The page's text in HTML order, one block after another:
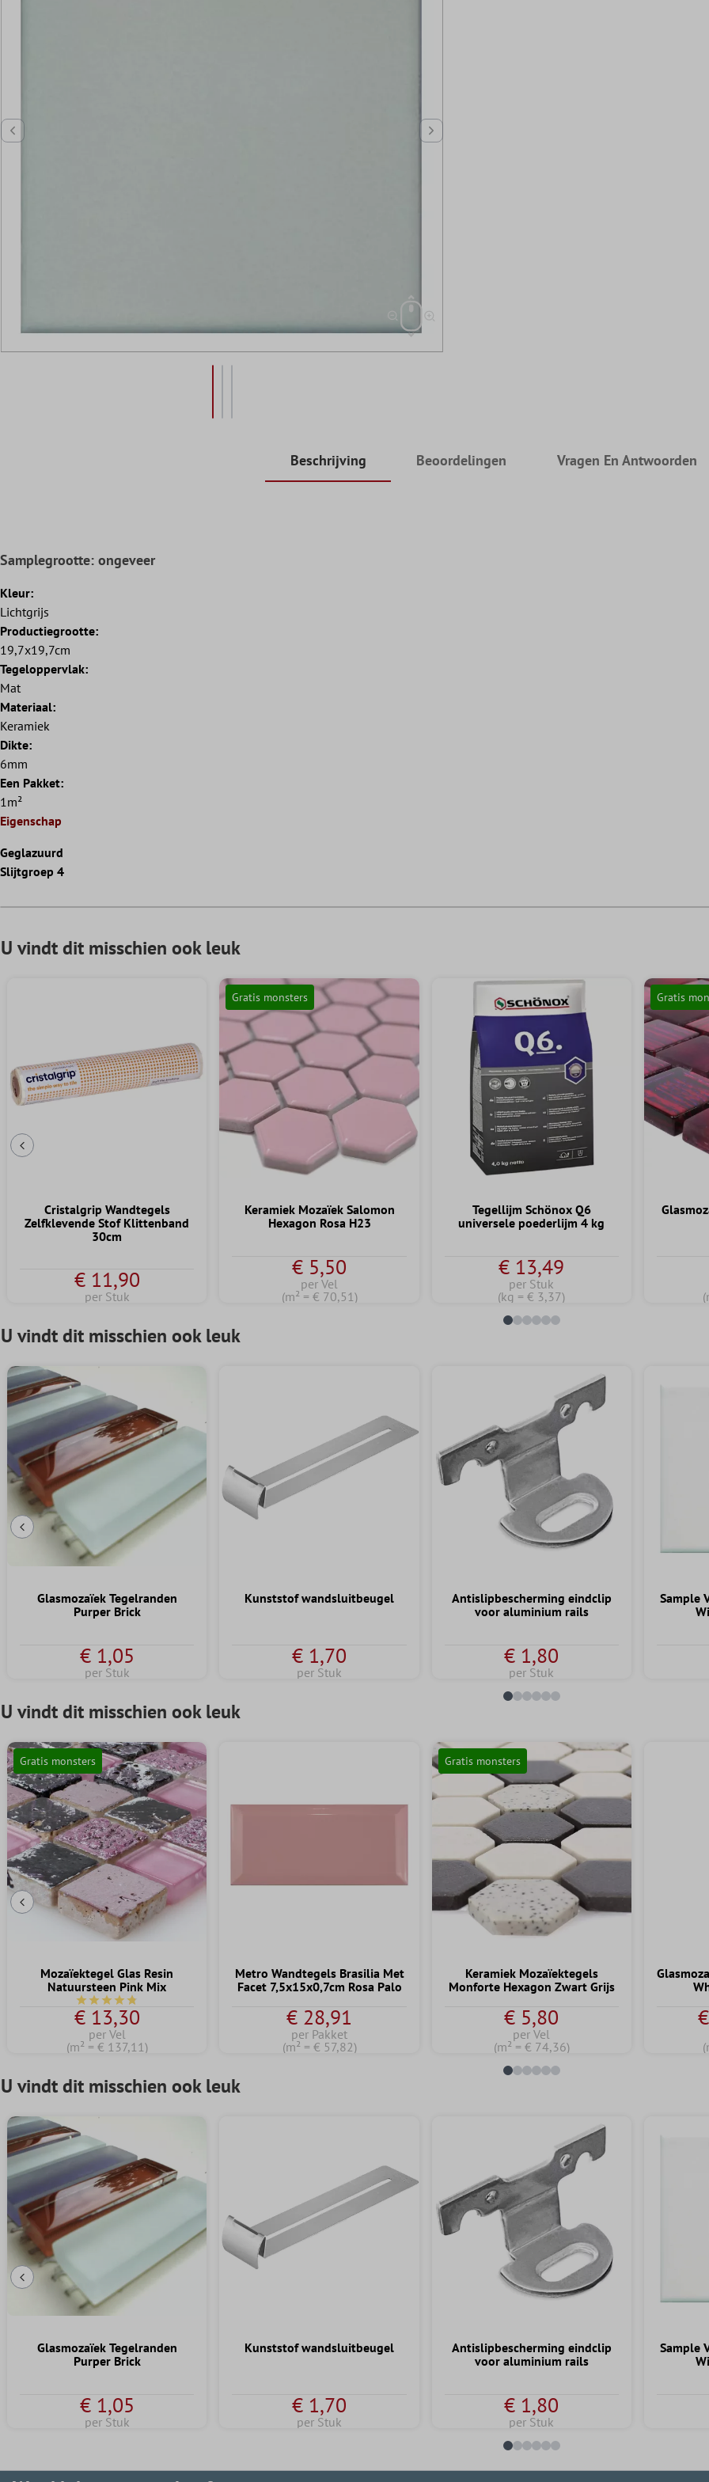
Beschrijving Beoordelingen Vragen En Antwoorden
Samplegrootte: ongeveer
Kleur:
Lichtgrijs
Productiegrootte:
19,7x19,7cm
Tegeloppervlak:
Mat
Materiaal:
Keramiek
Dikte:
6mm
Een Pakket:
1m²
Eigenschap
Geglazuurd
Slijtgroep 4
U vindt dit misschien ook leuk
Vorige dia
Cristalgrip Wandtegels
Zelfklevende Stof Klittenband
30cm
€ 11,90
per Stuk
Gratis monsters
Keramiek Mozaïek Salomon
Hexagon Rosa H23
€ 5,50
per Vel
(m² = € 70,51)
Tegellijm Schönox Q6
universele poederlijm 4 kg
€ 13,49
per Stuk
(kg = € 3,37)
Gratis
U vindt dit misschien ook leuk
Vorige dia
Glasmozaïek Tegelranden
Purper Brick
€ 1,05
per Stuk
Kunststof wandsluitbeugel
€ 1,70
per Stuk
Antislipbescherming eindclip
voor aluminium rails
€ 1,80
per Stuk
Sample
U vindt dit misschien ook leuk
Vorige dia
Gratis monsters
Mozaïektegel Glas Resin
Natuursteen Pink Mix
Gemiddelde waardering van 4.7 van 5 sterren
€ 13,30
per Vel
(m² = € 137,11)
Metro Wandtegels Brasilia Met
Facet 7,5x15x0,7cm Rosa Palo
€ 28,91
per Pakket
(m² = € 57,82)
Gratis monsters
Keramiek Mozaïektegels
Monforte Hexagon Zwart Grijs
€ 5,80
per Vel
(m² = € 74,36)
U vindt dit misschien ook leuk
Vorige dia
Glasmozaïek Tegelranden
Purper Brick
€ 1,05
per Stuk
Kunststof wandsluitbeugel
€ 1,70
per Stuk
Antislipbescherming eindclip
voor aluminium rails
€ 1,80
per Stuk
Sample